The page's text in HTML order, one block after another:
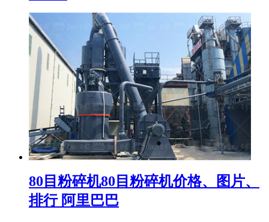
80目粉碎机80目粉碎机价格、图片、
排行 阿里巴巴